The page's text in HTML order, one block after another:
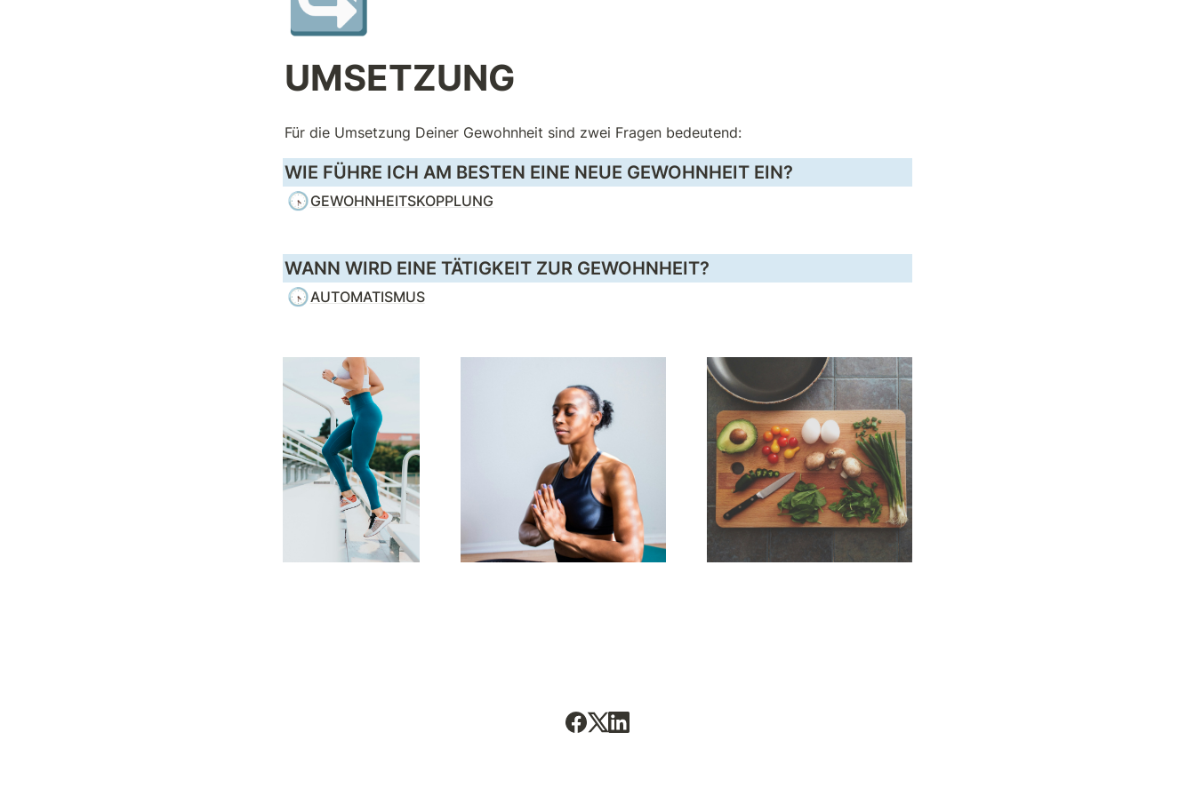
UMSETZUNG
Für die Umsetzung Deiner Gewohnheit sind zwei Fragen bedeutend:
WIE FÜHRE ICH AM BESTEN EINE NEUE GEWOHNHEIT EIN?
🕟GEWOHNHEITSKOPPLUNG
WANN WIRD EINE TÄTIGKEIT ZUR GEWOHNHEIT?
🕟AUTOMATISMUS